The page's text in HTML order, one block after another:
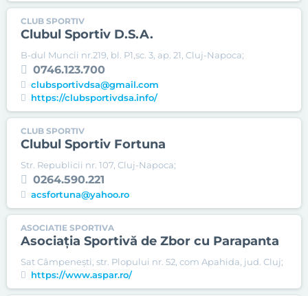
CLUB SPORTIV
Clubul Sportiv D.S.A.
B-dul Muncii nr.219, bl. P1,sc. 3, ap. 21, Cluj-Napoca;
0746.123.700
clubsportivdsa@gmail.com
https://clubsportivdsa.info/
CLUB SPORTIV
Clubul Sportiv Fortuna
Str. Republicii nr. 107, Cluj-Napoca;
0264.590.221
acsfortuna@yahoo.ro
ASOCIATIE SPORTIVA
Asociația Sportivă de Zbor cu Parapanta
Sat Câmpenești, str. Plopului nr. 52, com Apahida, jud. Cluj;
https://www.aspar.ro/